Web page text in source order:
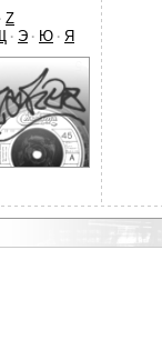
· Z
· Э · Ю · Я